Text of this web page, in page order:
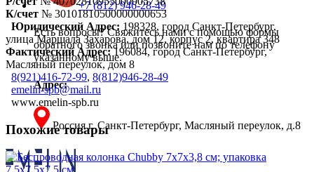
+7 (812) 946-28-49
Есть вопросы? Свяжитесь нами с помощью формы
обратного звонка или позвоните нам по телефону
указанному выше.
Адрес:
Россия г. Санкт-Петербург, Масляный переулок, д.8
К/счет № 30101810500000000653
Юридический Адрес: 198328, город Санкт-Петербург,
улица Маршала Захарова, дом 12, корпус 2, квартира 348
Фактический Адрес:196084, город Санкт-Петербург,
Масляный переулок, дом 8
8(921)416-72-99, 8(812)946-28-49
emelin-spb@mail.ru
www.emelin-spb.ru
Похожие товары